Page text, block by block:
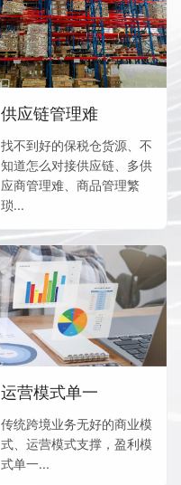
供应链管理难
找不到好的保税仓货源、不
知道怎么对接供应链、多供
应商管理难、商品管理繁
琐...
运营模式单一
传统跨境业务无好的商业模
式、运营模式支撑，盈利模
式单一...